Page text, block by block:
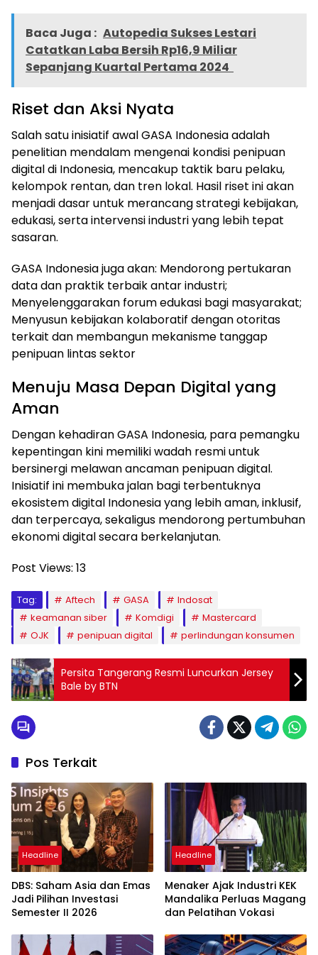
Baca Juga : Autopedia Sukses Lestari
Catatkan Laba Bersih Rp16,9 Miliar
Sepanjang Kuartal Pertama 2024
Riset dan Aksi Nyata
Salah satu inisiatif awal GASA Indonesia adalah
penelitian mendalam mengenai kondisi penipuan
digital di Indonesia, mencakup taktik baru pelaku,
kelompok rentan, dan tren lokal. Hasil riset ini akan
menjadi dasar untuk merancang strategi kebijakan,
edukasi, serta intervensi industri yang lebih tepat
sasaran.
GASA Indonesia juga akan: Mendorong pertukaran
data dan praktik terbaik antar industri;
Menyelenggarakan forum edukasi bagi masyarakat;
Menyusun kebijakan kolaboratif dengan otoritas
terkait dan membangun mekanisme tanggap
penipuan lintas sektor
Menuju Masa Depan Digital yang
Aman
Dengan kehadiran GASA Indonesia, para pemangku
kepentingan kini memiliki wadah resmi untuk
bersinergi melawan ancaman penipuan digital.
Inisiatif ini membuka jalan bagi terbentuknya
ekosistem digital Indonesia yang lebih aman, inklusif,
dan terpercaya, sekaligus mendorong pertumbuhan
ekonomi digital secara berkelanjutan.
Post Views: 13
Tag: Aftech GASA
Indosat
keamanan siber
Komdigi
Mastercard
OJK
penipuan digital perlindungan konsumen
Persita Tangerang Resmi Luncurkan Jersey
Bale by BTN
Pos Terkait
Headline
DBS: Saham Asia dan Emas
Jadi Pilihan Investasi
Semester II 2026
Headline
Menaker Ajak Industri KEK
Mandalika Perluas Magang
dan Pelatihan Vokasi